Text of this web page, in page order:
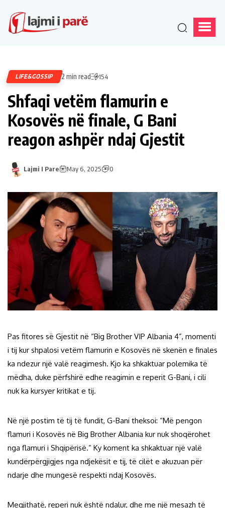
LIFE&GOSSIP 2 min read 154
Shfaqi vetëm flamurin e
Kosovës në finale, G Bani
reagon ashpër ndaj Gjestit
Lajmi I Pare May 6, 2025 0
Pas fitores së Gjestit në “Big Brother VIP Albania 4”, momenti
i tij kur shpalosi vetëm flamurin e Kosovës në skenën e finales
ka ndezur një valë reagimesh. Kjo ka shkaktuar polemika të
mëdha, duke përfshirë edhe reagimin e reperit G-Bani, i cili
nuk ka kursyer kritikat e tij.
Në një postim të tij të fundit, G-Bani theksoi: “Më pengon
flamuri i Kosovës në Big Brother Albania kur nuk shoqërohet
nga flamuri i Shqipërisë.” Ky koment ka shkaktuar një valë
kundërpërgjigjes nga ndjekësit e tij, të cilët e akuzuan për
ndarje dhe mungesë respekti ndaj Kosovës.
Megjithatë, reperi nuk është ndalur, dhe me një mesazh të